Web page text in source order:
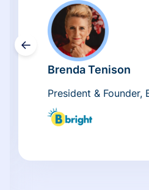
←
Brenda Tenison
President & Founder,